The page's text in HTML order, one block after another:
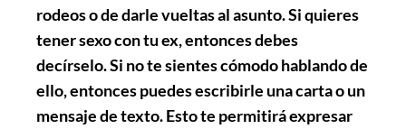
rodeos o de darle vueltas al asunto. Si quieres
tener sexo con tu ex, entonces debes
decírselo. Si no te sientes cómodo hablando de
ello, entonces puedes escribirle una carta o un
mensaje de texto. Esto te permitirá expresar